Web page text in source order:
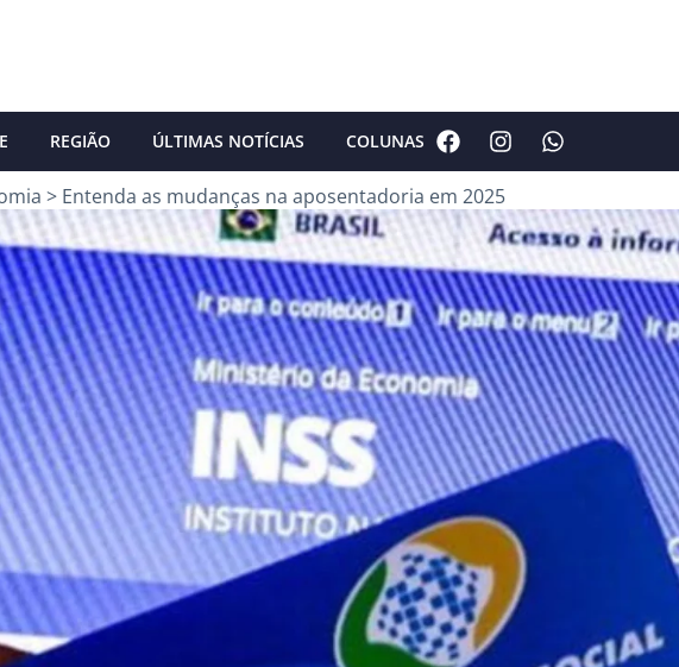
REGIÃO ÚLTIMAS NOTÍCIAS COLUNAS
> Entenda as mudanças na aposentadoria em 2025